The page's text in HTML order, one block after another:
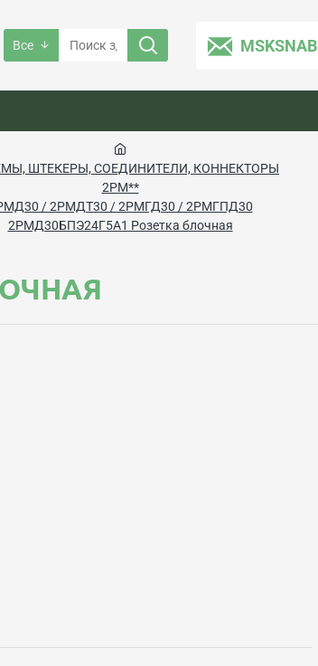
Все
ШТЕКЕРЫ, СОЕДИНИТЕЛИ, КОННЕКТОРЫ
2РМ**
/ 2РМДТ30 / 2РМГД30 / 2РМГПД30
2РМД30БПЭ24Г5А1 Розетка блочная